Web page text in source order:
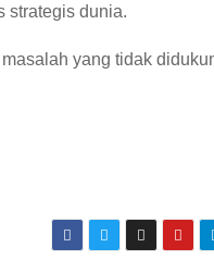
strategis dunia.
yang tidak